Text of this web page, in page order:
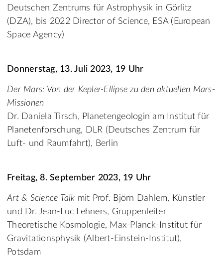
Deutschen Zentrums für Astrophysik in Görlitz
(DZA), bis 2022 Director of Science, ESA (European
Space Agency)
Donnerstag, 13. Juli 2023, 19 Uhr
Der Mars: Von der Kepler-Ellipse zu den aktuellen Mars-
Missionen
Dr. Daniela Tirsch, Planetengeologin am Institut für
Planetenforschung, DLR (Deutsches Zentrum für
Luft- und Raumfahrt), Berlin
Freitag, 8. September 2023, 19 Uhr
Art & Science Talk mit Prof. Björn Dahlem, Künstler
und Dr. Jean-Luc Lehners, Gruppenleiter
Theoretische Kosmologie, Max-Planck-Institut für
Gravitationsphysik (Albert-Einstein-Institut),
Potsdam